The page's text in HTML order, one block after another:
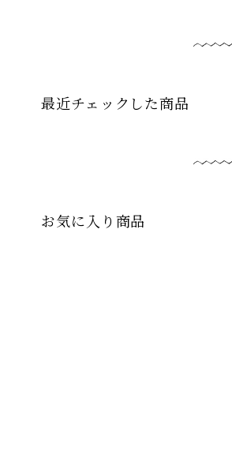
最近チェックした商品
お気に入り商品